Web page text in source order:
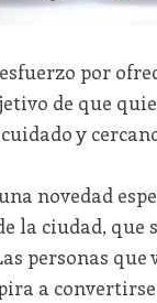
por
de que
y
novedad
la ciudad, que
personas que
a